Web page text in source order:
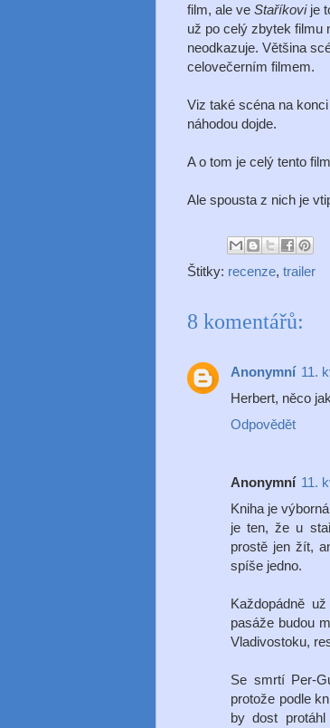
film, ale ve Staříkovije
už po celý zbytek filmu
neodkazuje. Většina
celovečerním filmem.
Viz také scéna na
náhodou dojde.
A o tom je celý tento
Ale spousta z nich je
Štitky: recenze, trailer
8 komentářů:
Anonymní 11.
Herbert, něco
Odpovědět
Anonymní 11.
Kniha je
je ten, že u
prostě jen žít,
spíše jedno.
Každopádně
pasáže budou
Vladivostoku,
Se smrtí Per-
protože podle
by dost